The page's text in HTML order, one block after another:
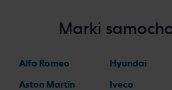
Marki
Alfa Romeo
Aston Martin
Hyundai
Iveco